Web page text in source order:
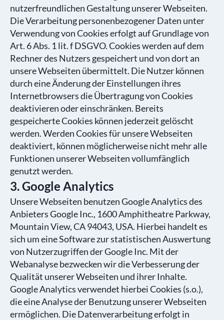
nutzerfreundlichen Gestaltung unserer Webseiten.
Die Verarbeitung personenbezogener Daten unter
Verwendung von Cookies erfolgt auf Grundlage von
Art. 6 Abs. 1 lit. f DSGVO. Cookies werden auf dem
Rechner des Nutzers gespeichert und von dort an
unsere Webseiten übermittelt. Die Nutzer können
durch eine Änderung der Einstellungen ihres
Internetbrowsers die Übertragung von Cookies
deaktivieren oder einschränken. Bereits
gespeicherte Cookies können jederzeit gelöscht
werden. Werden Cookies für unsere Webseiten
deaktiviert, können möglicherweise nicht mehr alle
Funktionen unserer Webseiten vollumfänglich
genutzt werden.
3. Google Analytics
Unsere Webseiten benutzen Google Analytics des
Anbieters Google Inc., 1600 Amphitheatre Parkway,
Mountain View, CA 94043, USA. Hierbei handelt es
sich um eine Software zur statistischen Auswertung
von Nutzerzugriffen der Google Inc. Mit der
Webanalyse bezwecken wir die Verbesserung der
Qualität unserer Webseiten und ihrer Inhalte.
Google Analytics verwendet hierbei Cookies (s.o.),
die eine Analyse der Benutzung unserer Webseiten
ermöglichen. Die Datenverarbeitung erfolgt in